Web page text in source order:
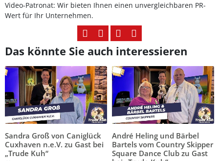
Video-Patronat: Wir bieten Ihnen einen unvergleichbaren PR-
Wert für Ihr Unternehmen.
Das könnte Sie auch interessieren
Sandra Groß von Caniglück
Cuxhaven n.e.V. zu Gast bei
„Trude Kuh“
André Heling und Bärbel
Bartels vom Country Skipper
Square Dance Club zu Gast